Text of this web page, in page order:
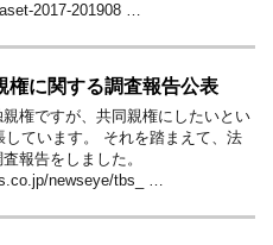
2017-201908 …
権に関する調査報告公表
権ですが、共同親権にしたいとい
しています。 それを踏まえて、法
報告をしました。
newseye/tbs_ …